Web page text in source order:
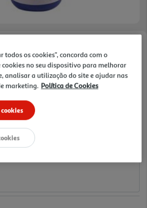
todos os cookies", concorda com o
no seu dispositivo para melhorar
analisar a utilização do site e ajudar nas
marketing. Política de Cookies